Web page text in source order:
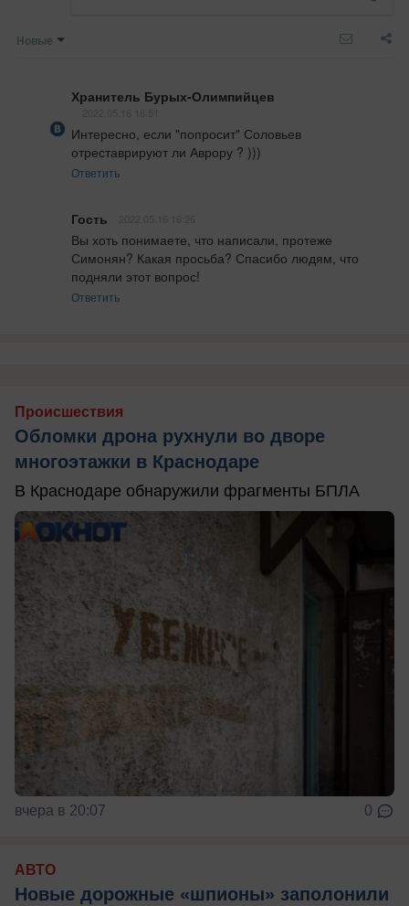
Новые
Хранитель Бурых-Олимпийцев
Интересно, если "попросит" Соловьев
отреставрируют ли Аврору ? )))
Ответить
Гость
Вы хоть понимаете, что написали, протеже
Симонян? Какая просьба? Спасибо людям, что
подняли этот вопрос!
Ответить
Происшествия
Обломки дрона рухнули во дворе
многоэтажки в Краснодаре
В Краснодаре обнаружили фрагменты БПЛА
вчера в 20:07 0
АВТО
Новые дорожные «шпионы» заполонили